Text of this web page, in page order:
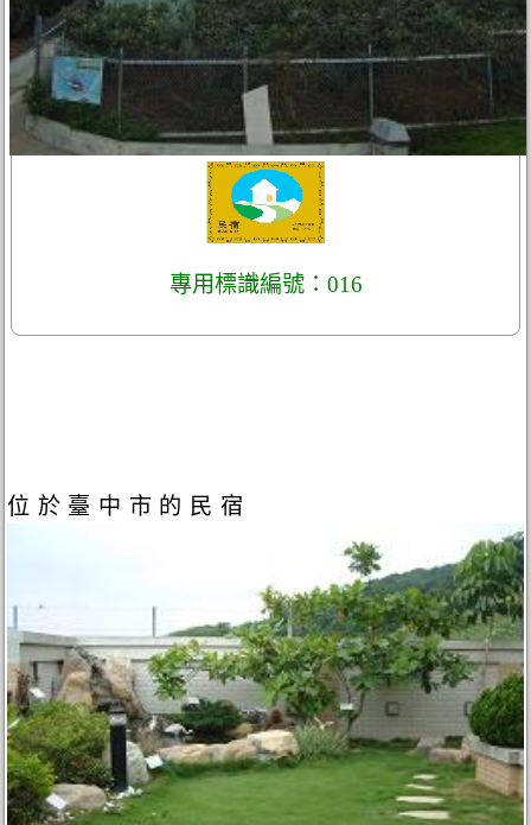
專用標識編號：016
位於臺中市的民宿